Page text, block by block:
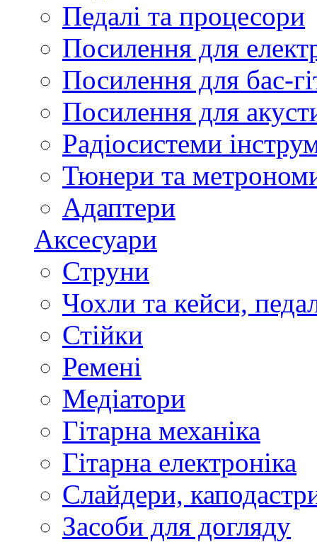
Педалі та процесори
Посилення для
Посилення для бас-
Посилення для
Радіосистеми
Тюнери та
Адаптери
Аксесуари
Струни
Чохли та кейси,
Стійки
Ремені
Медіатори
Гітарна механіка
Гітарна електроніка
Слайдери,
Засоби для догляду